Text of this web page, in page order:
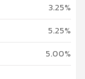
3.25%
5.25%
5.00%